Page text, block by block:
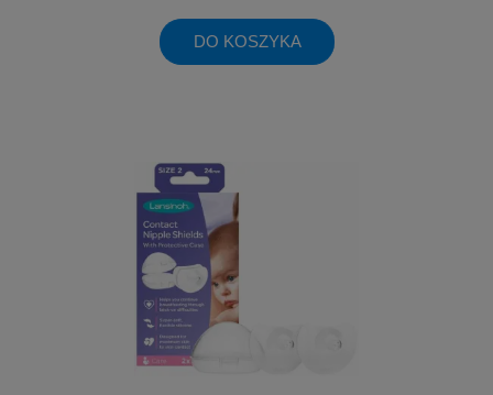
DO KOSZYKA